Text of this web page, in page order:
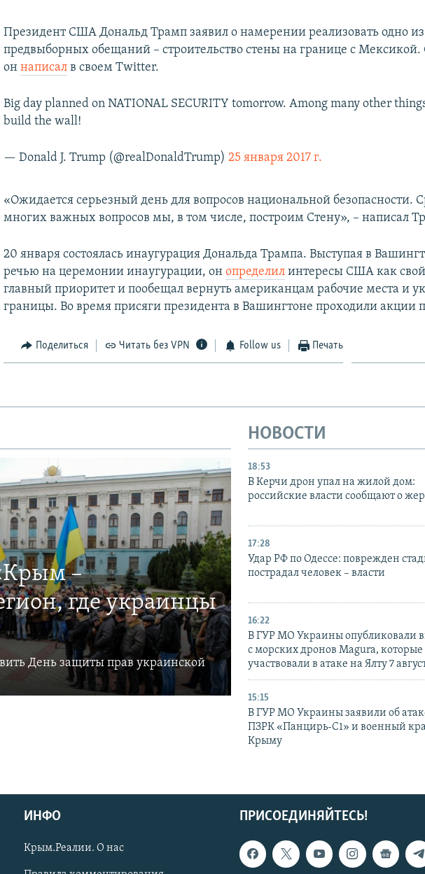
Президент США Дональд Трамп заявил о намерении реализовать одно
предвыборных обещаний – строительство стены на границе с Мексикой.
оннаписал в своем Twitter.
Big day planned on NATIONAL SECURITY tomorrow. Among many other
build the wall!
— Donald J. Trump (@realDonaldTrump)25 января 2017 г.
«Ожидается серьезный день для вопросов национальной безопасности.
многих важных вопросов мы, в том числе, построим Стену», – написал
20 января состоялась инаугурация Дональда Трампа. Выступая в
речью на церемонии инаугурации, онопределил интересы США как свой
главный приоритет и пообещал вернуть американцам рабочие места и
границы. Во время присяги президента в Вашингтоне проходили акции
Поделиться Читать без VPN Follow us Печать
–
где украинцы
День защиты прав украинской
НОВОСТИ
18:53
В Керчи дрон упал на жилой дом:
российские власти сообщают о
17:28
Удар РФ по Одессе: поврежден
пострадал человек – власти
16:22
В ГУР МО Украины опубликовали
с морских дронов Magura, которые
участвовали в атаке на Ялту 7
15:15
В ГУР МО Украины заявили об
ПЗРК «Панцирь-С1» и военный
Крыму
ПРИСОЕДИНЯЙТЕСЬ!
ИНФО
Крым.Реалии. О нас